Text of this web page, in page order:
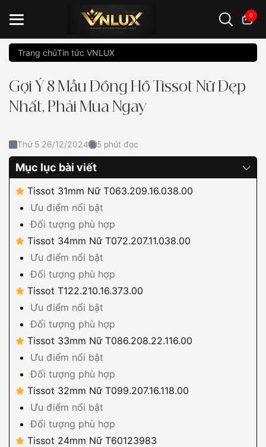
0
Đồng hồ casio đồng hồ G-Shock đồng hồ Orient ...
Trang chủTin tức VNLUX
Gợi Ý 8 Mẫu Đồng Hồ Tissot Nữ Đẹp
Nhất, Phải Mua Ngay
Thứ 5 26/12/2024 5 phút đọc
Mục lục bài viết
Tissot 31mm Nữ T063.209.16.038.00
Ưu điểm nổi bật
Đối tượng phù hợp
Tissot 34mm Nữ T072.207.11.038.00
Ưu điểm nổi bật
Đối tượng phù hợp
Tissot T122.210.16.373.00
Ưu điểm nổi bật
Đối tượng phù hợp
Tissot 33mm Nữ T086.208.22.116.00
Ưu điểm nổi bật
Đối tượng phù hợp
Tissot 32mm Nữ T099.207.16.118.00
Ưu điểm nổi bật
Đối tượng phù hợp
Tissot 24mm Nữ T60123983